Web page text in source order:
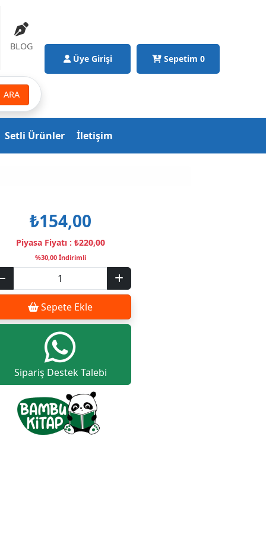
BLOG
ARA
Üye Girişi Sepetim 0
Setli Ürünler İletişim
₺154,00
Piyasa Fiyatı :₺220,00
%30,00 İndirimli
Sepete Ekle
Sipariş Destek Talebi